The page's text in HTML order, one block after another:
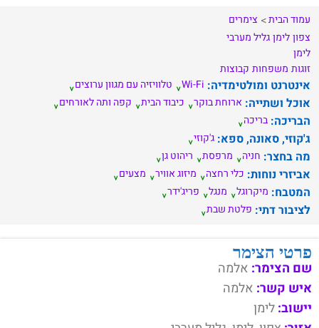
עמוד הבית
צימרים
צפוןלימןגליל מערבי
לימן
זוגות משפחות קבוצות
אינטרנט ומולטימדיה: Wi-Fi טלוויזיה עם מגוון ערוצים
אוכל ושתייה: ארוחת בוקר כיבוד הבית קפה ותה לאורחים
הבריכה: בריכה
ג'קוזי, סאונה, ספא: ג'קוזי
מה בחצר: חניה מרפסת ריהוט גן
אביזרי נוחות: כלי רחצה מיזוג אוויר מצעים
המטבח: מיקרוגל מנגל פריג'ידר
לציבור דתי: פלטת שבת
פרטי הצימר
שם הצימר: אלמה
איש קשר: אלמה
יישוב:לימן